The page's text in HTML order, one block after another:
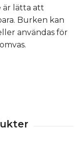
är lätta att
Burken kan
användas för